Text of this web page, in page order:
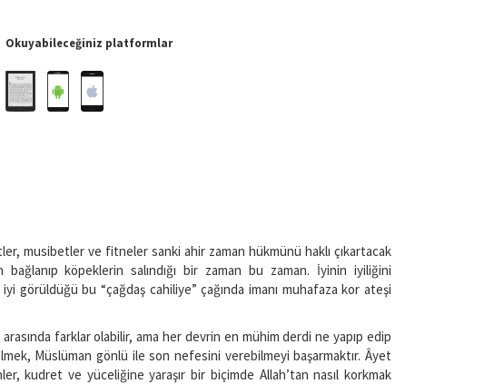
Okuyabileceğiniz platformlar
musibetler ve fitneler sanki ahir zaman hükmünü haklı çıkartacak
köpeklerin salındığı bir zaman bu zaman. İyinin iyiliğini
görüldüğü bu “çağdaş cahiliye” çağında imanı muhafaza kor ateşi
farklar olabilir, ama her devrin en mühim derdi ne yapıp edip
Müslüman gönlü ile son nefesini verebilmeyi başarmaktır. Âyet
kudret ve yüceliğine yaraşır bir biçimde Allah’tan nasıl korkmak